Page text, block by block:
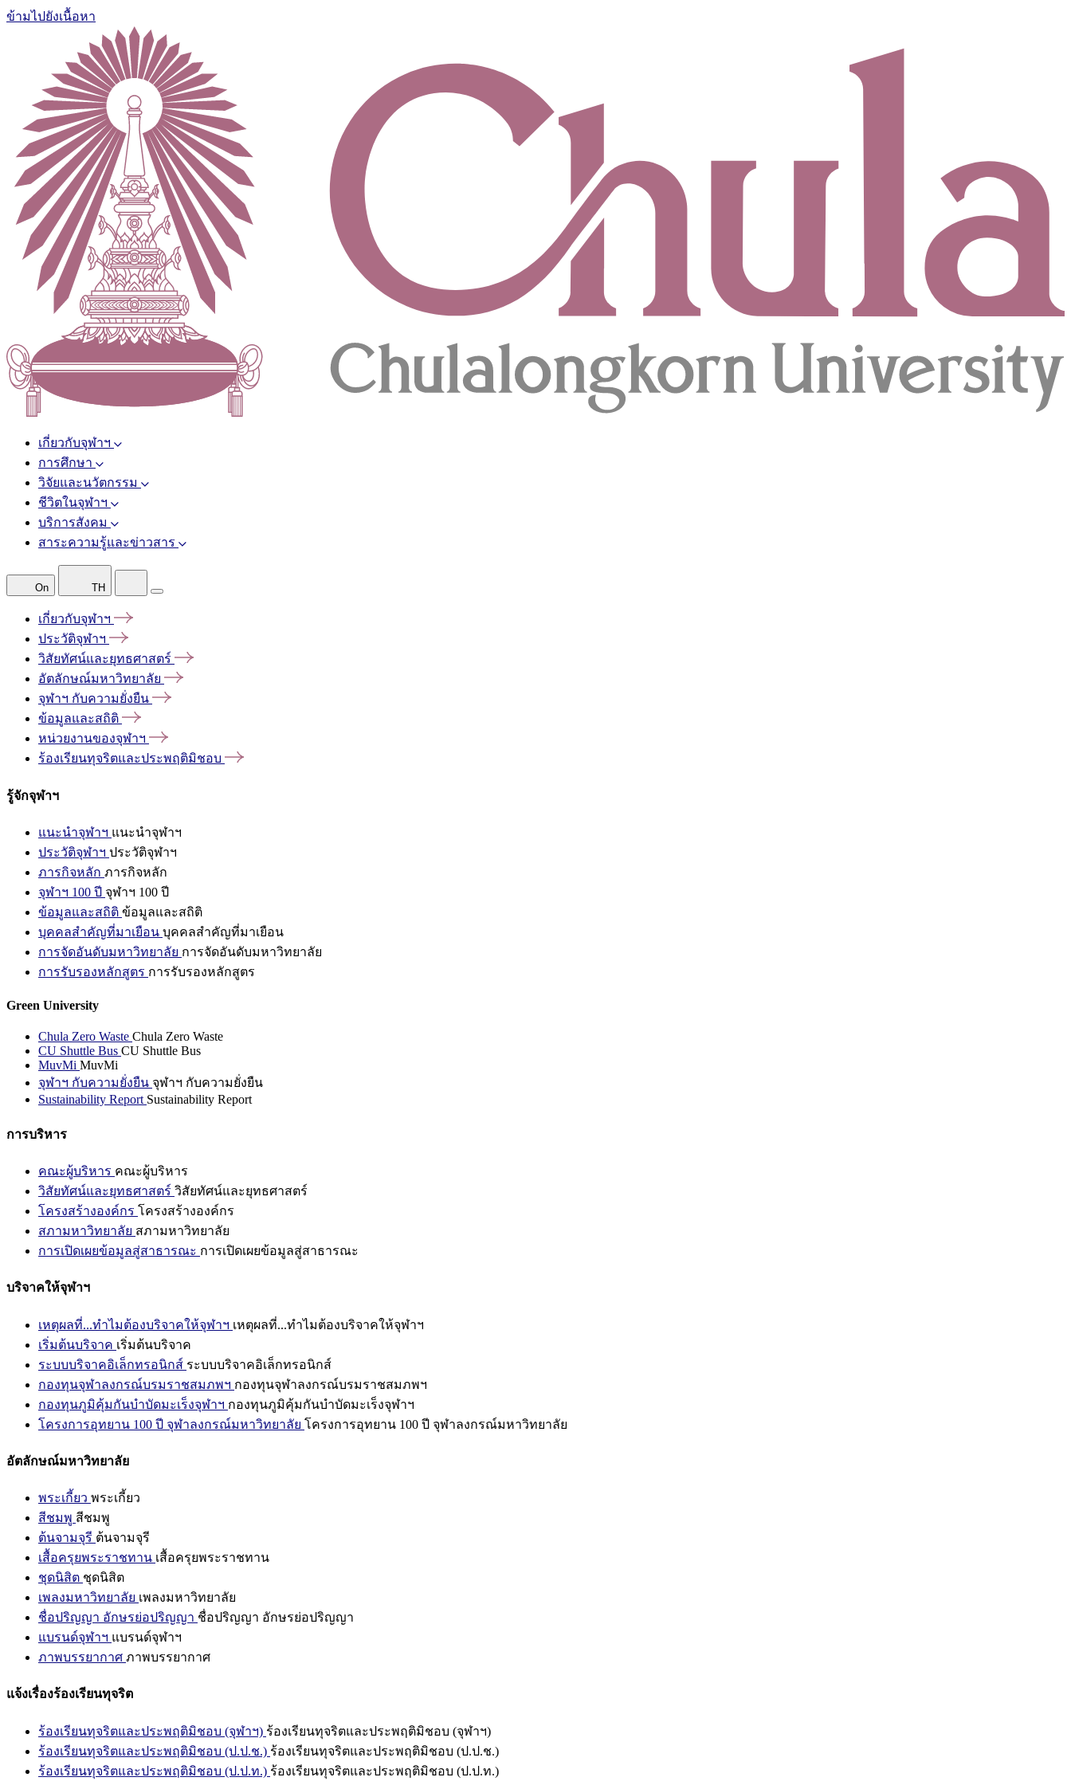
ข้ามไปยังเนื้อหา
เกี่ยวกับจุฬาฯ
การศึกษา
วิจัยและนวัตกรรม
ชีวิตในจุฬาฯ
บริการสังคม
สาระความรู้และข่าวสาร
On TH
เกี่ยวกับจุฬาฯ
ประวัติจุฬาฯ
วิสัยทัศน์และยุทธศาสตร์
อัตลักษณ์มหาวิทยาลัย
จุฬาฯ กับความยั่งยืน
ข้อมูลและสถิติ
หน่วยงานของจุฬาฯ
ร้องเรียนทุจริตและประพฤติมิชอบ
รู้จักจุฬาฯ
แนะนำจุฬาฯ แนะนำจุฬาฯ
ประวัติจุฬาฯ ประวัติจุฬาฯ
ภารกิจหลัก ภารกิจหลัก
จุฬาฯ 100 ปี จุฬาฯ 100 ปี
ข้อมูลและสถิติ ข้อมูลและสถิติ
บุคคลสำคัญที่มาเยือน บุคคลสำคัญที่มาเยือน
การจัดอันดับมหาวิทยาลัย การจัดอันดับมหาวิทยาลัย
การรับรองหลักสูตร การรับรองหลักสูตร
Green University
Chula Zero Waste Chula Zero Waste
CU Shuttle Bus CU Shuttle Bus
MuvMi MuvMi
จุฬาฯ กับความยั่งยืน จุฬาฯ กับความยั่งยืน
Sustainability Report Sustainability Report
การบริหาร
คณะผู้บริหาร คณะผู้บริหาร
วิสัยทัศน์และยุทธศาสตร์ วิสัยทัศน์และยุทธศาสตร์
โครงสร้างองค์กร โครงสร้างองค์กร
สภามหาวิทยาลัย สภามหาวิทยาลัย
การเปิดเผยข้อมูลสู่สาธารณะ การเปิดเผยข้อมูลสู่สาธารณะ
บริจาคให้จุฬาฯ
เหตุผลที่...ทำไมต้องบริจาคให้จุฬาฯ เหตุผลที่...ทำไมต้องบริจาคให้จุฬาฯ
เริ่มต้นบริจาค เริ่มต้นบริจาค
ระบบบริจาคอิเล็กทรอนิกส์ ระบบบริจาคอิเล็กทรอนิกส์
กองทุนจุฬาลงกรณ์บรมราชสมภพฯ กองทุนจุฬาลงกรณ์บรมราชสมภพฯ
กองทุนภูมิคุ้มกันบำบัดมะเร็งจุฬาฯ กองทุนภูมิคุ้มกันบำบัดมะเร็งจุฬาฯ
โครงการอุทยาน 100 ปี จุฬาลงกรณ์มหาวิทยาลัย โครงการอุทยาน 100 ปี จุฬาลงกรณ์มหาวิทยาลัย
อัตลักษณ์มหาวิทยาลัย
พระเกี้ยว พระเกี้ยว
สีชมพู สีชมพู
ต้นจามจุรี ต้นจามจุรี
เสื้อครุยพระราชทาน เสื้อครุยพระราชทาน
ชุดนิสิต ชุดนิสิต
เพลงมหาวิทยาลัย เพลงมหาวิทยาลัย
ชื่อปริญญา อักษรย่อปริญญา ชื่อปริญญา อักษรย่อปริญญา
แบรนด์จุฬาฯ แบรนด์จุฬาฯ
ภาพบรรยากาศ ภาพบรรยากาศ
แจ้งเรื่องร้องเรียนทุจริต
ร้องเรียนทุจริตและประพฤติมิชอบ (จุฬาฯ) ร้องเรียนทุจริตและประพฤติมิชอบ (จุฬาฯ)
ร้องเรียนทุจริตและประพฤติมิชอบ (ป.ป.ช.) ร้องเรียนทุจริตและประพฤติมิชอบ (ป.ป.ช.)
ร้องเรียนทุจริตและประพฤติมิชอบ (ป.ป.ท.) ร้องเรียนทุจริตและประพฤติมิชอบ (ป.ป.ท.)